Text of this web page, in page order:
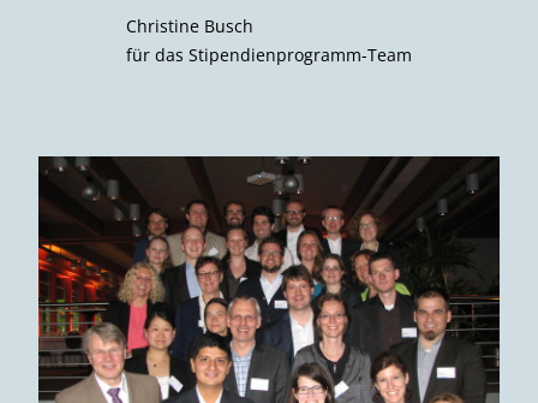
Christine Busch
für das Stipendienprogramm-Team